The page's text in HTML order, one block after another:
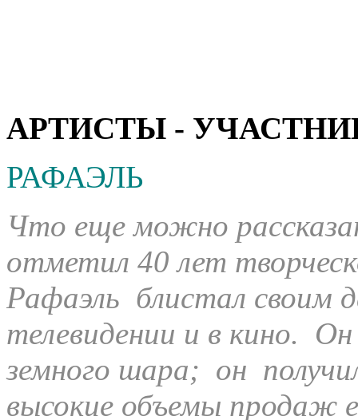
АРТИСТЫ -
РАФАЭЛЬ
Что еще можно
отметил 40 лет
Рафаэль блистал своим
телевидении и в кино. Он
земного шара; он
высокие объемы продаж